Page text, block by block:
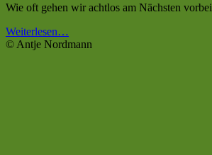
Wie oft gehen wir achtlos am Nächsten vorbei
Weiterlesen
hat
…
© Antje Nordmann